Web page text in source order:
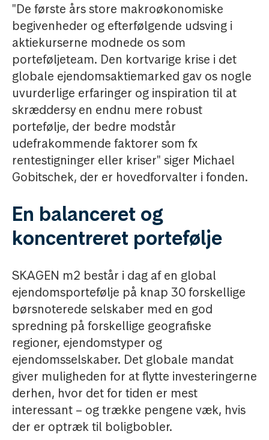
"De første års store makroøkonomiske
begivenheder og efterfølgende udsving i
aktiekurserne modnede os som
porteføljeteam. Den kortvarige krise i det
globale ejendomsaktiemarked gav os nogle
uvurderlige erfaringer og inspiration til at
skræddersy en endnu mere robust
portefølje, der bedre modstår
udefrakommende faktorer som fx
rentestigninger eller kriser" siger Michael
Gobitschek, der er hovedforvalter i fonden.
En balanceret og
koncentreret portefølje
SKAGEN m2 består i dag af en global
ejendomsportefølje på knap 30 forskellige
børsnoterede selskaber med en god
spredning på forskellige geografiske
regioner, ejendomstyper og
ejendomsselskaber. Det globale mandat
giver muligheden for at flytte investeringerne
derhen, hvor det for tiden er mest
interessant – og trække pengene væk, hvis
der er optræk til boligbobler.